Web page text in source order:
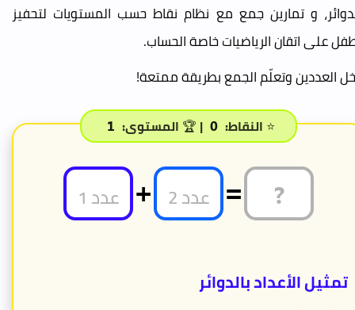
و تمارين جمع مع نظام نقاط حسب المستويات لتحفيز
على اتقان الرياضيات خاصة الحساب.
العددين وتعلّم الجمع بطريقة ممتعة!
⭐ النقاط: 0 | 🏆 المستوى: 1
+ =
تمثيل الأعداد بالدوائر